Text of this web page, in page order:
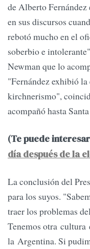
de Alberto
en sus discursos
rebotó mucho en el
soberbio e
Newman que lo
"Fernández exhibió
kirchnerismo",
acompañó hasta
(Te puede
día después de la
La conclusión del
para los suyos.
traer los problemas
Tenemos otra cultura
la Argentina. Si